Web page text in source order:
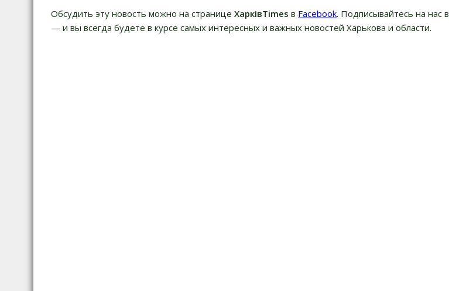
Обсудить эту новость можно на странице ХарківTimes в Facebook. Подписывайтесь на нас в
— и вы всегда будете в курсе самых интересных и важных новостей Харькова и области.